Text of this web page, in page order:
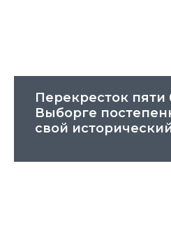
Перекресток пяти
Выборге
свой